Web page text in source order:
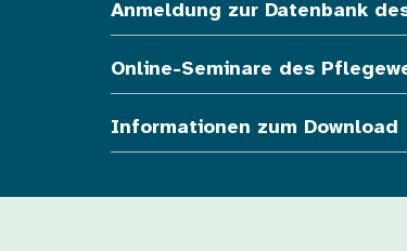
Anmeldung zur Datenbank
Online-Seminare des
Informationen zum Download